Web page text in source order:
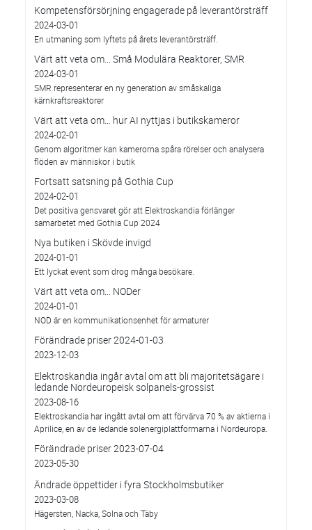
Kompetensförsörjning engagerade på leverantörsträff
2024-03-01
En utmaning som lyftets på årets leverantörsträff.
Värt att veta om... Små Modulära Reaktorer, SMR
2024-03-01
SMR representerar en ny generation av småskaliga
kärnkraftsreaktorer
Värt att veta om… hur AI nyttjas i butikskameror
2024-02-01
Genom algoritmer kan kamerorna spåra rörelser och analysera
flöden av människor i butik
Fortsatt satsning på Gothia Cup
2024-02-01
Det positiva gensvaret gör att Elektroskandia förlänger
samarbetet med Gothia Cup 2024
Nya butiken i Skövde invigd
2024-01-01
Ett lyckat event som drog många besökare.
Värt att veta om... NODer
2024-01-01
NOD är en kommunikationsenhet för armaturer
Förändrade priser 2024-01-03
2023-12-03
Elektroskandia ingår avtal om att bli majoritetsägare i
ledande Nordeuropeisk solpanels-grossist
2023-08-16
Elektroskandia har ingått avtal om att förvärva 70 % av aktierna i
Aprilice, en av de ledande solenergiplattformarna i Nordeuropa.
Förändrade priser 2023-07-04
2023-05-30
Ändrade öppettider i fyra Stockholmsbutiker
2023-03-08
Hägersten, Nacka, Solna och Täby